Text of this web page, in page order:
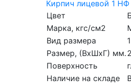
Кирпич лицевой 1
Цвет
Марка, кгс/см2
Вид размера
Размер, (ВхШхГ) мм.
Поверхность
Наличие на складе